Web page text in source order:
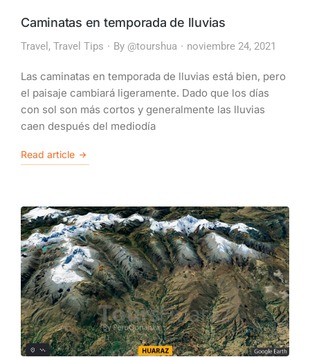
Caminatas en temporada de lluvias
Travel , Travel Tips By @tourshua noviembre 24, 2021
Las caminatas en temporada de lluvias está bien, pero
el paisaje cambiará ligeramente. Dado que los días
con sol son más cortos y generalmente las lluvias
caen después del mediodía
Read article